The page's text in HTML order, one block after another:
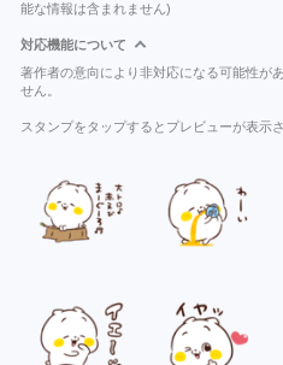
能な情報は含まれません)
対応機能について
著作者の意向により非対応になる可能性が
せん。
スタンプをタップするとプレビューが表示さ